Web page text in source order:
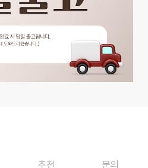
추천 문의